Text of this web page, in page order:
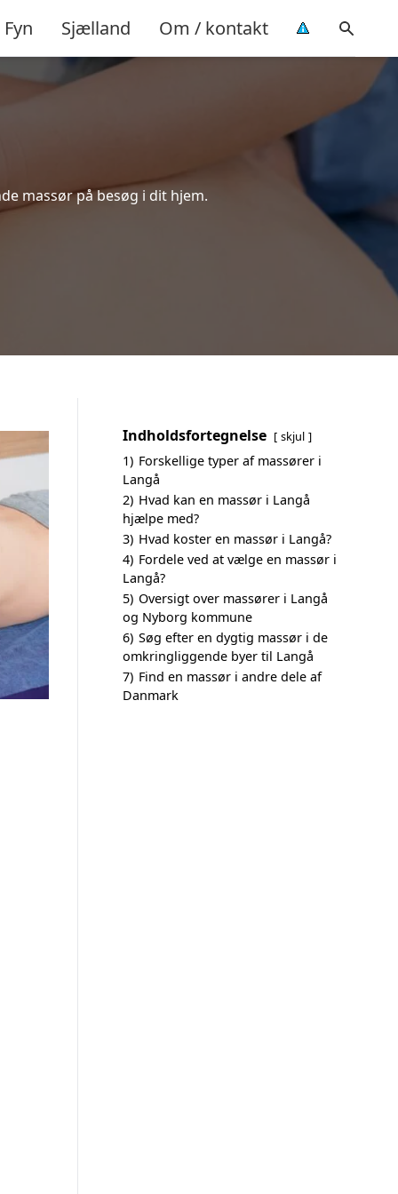
Fyn Sjælland Om / kontakt
massør på besøg i dit hjem.
Indholdsfortegnelse skjul
1) Forskellige typer af massører i
Langå
2) Hvad kan en massør i Langå
hjælpe med?
3) Hvad koster en massør i Langå?
4) Fordele ved at vælge en massør i
Langå?
5) Oversigt over massører i Langå
og Nyborg kommune
6) Søg efter en dygtig massør i de
omkringliggende byer til Langå
7) Find en massør i andre dele af
Danmark